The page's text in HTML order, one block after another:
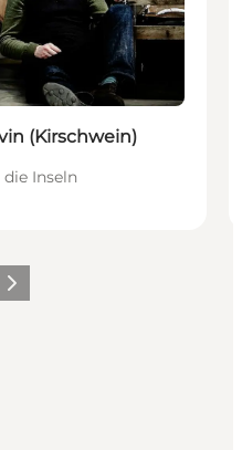
(Kirschwein)
Inseln
Weiter